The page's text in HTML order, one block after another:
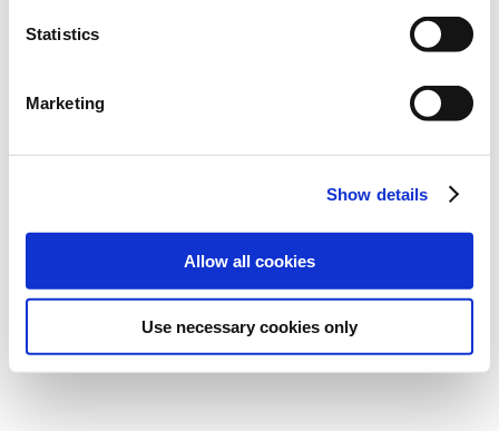
Statistics
Marketing
Show details
Allow all cookies
Use necessary cookies only